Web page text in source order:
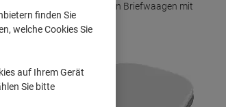
Paketwaagen und besten Briefwaagen mit
finden Sie
welche Cookies Sie
auf Ihrem Gerät
Sie bitte